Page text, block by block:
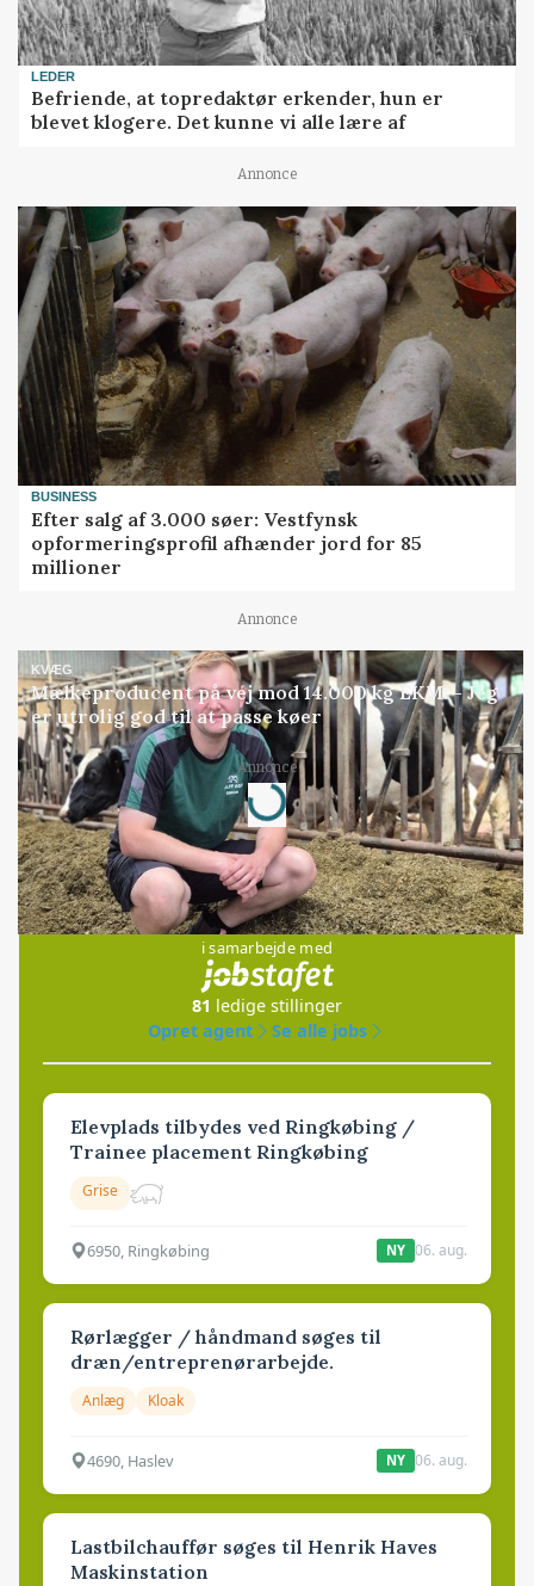
LEDER
Befriende, at topredaktør erkender, hun er
blevet klogere. Det kunne vi alle lære af
Annonce
BUSINESS
Efter salg af 3.000 søer: Vestfynsk
opformeringsprofil afhænder jord for 85
millioner
Annonce
KVÆG
Mælkeproducent på vej mod 14.000 kg EKM: - Jeg
er utrolig god til at passe køer
Annonce
Loading...
Jobs
i samarbejde med
81 ledige stillinger
Opret agent
Se alle jobs
Elevplads tilbydes ved Ringkøbing /
Trainee placement Ringkøbing
Grise
6950, Ringkøbing NY 06. aug.
Rørlægger / håndmand søges til
dræn/entreprenørarbejde.
Anlæg Kloak
4690, Haslev NY 06. aug.
Lastbilchauffør søges til Henrik Haves
Maskinstation